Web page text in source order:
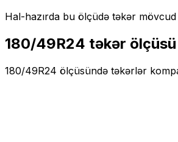
Hal-hazırda bu ölçüdə təkər mövcud
180/49R24 təkər ölçüsü
180/49R24 ölçüsündə təkərlər